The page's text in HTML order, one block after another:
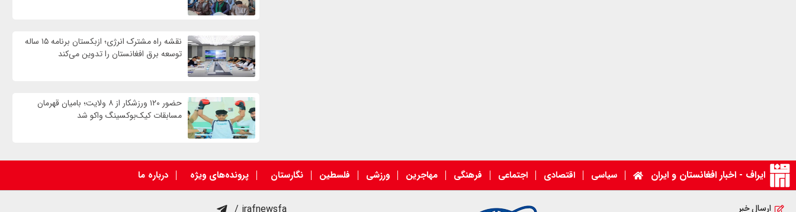
نقشه راه مشترک انرژی؛ ازبکستان برنامه ۱۵ ساله
توسعه برق افغانستان را تدوین می‌کند
حضور ۱۲۰ ورزشکار از ۸ ولایت؛ بامیان قهرمان
مسابقات کیک‌بوکسینگ واکو شد
ایراف - اخبار افغانستان و ایران سیاسی اقتصادی اجتماعی فرهنگی مهاجرین ورزشی فلسطین نگارستان پرونده‌های ویژه درباره ما
ارسال خبر